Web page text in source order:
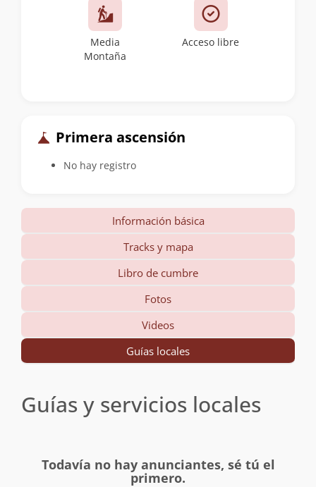
Media
Montaña
Acceso libre
Primera ascensión
No hay registro
Información básica
Tracks y mapa
Libro de cumbre
Fotos
Videos
Guías locales
Guías y servicios locales
Todavía no hay anunciantes, sé tú el
primero.